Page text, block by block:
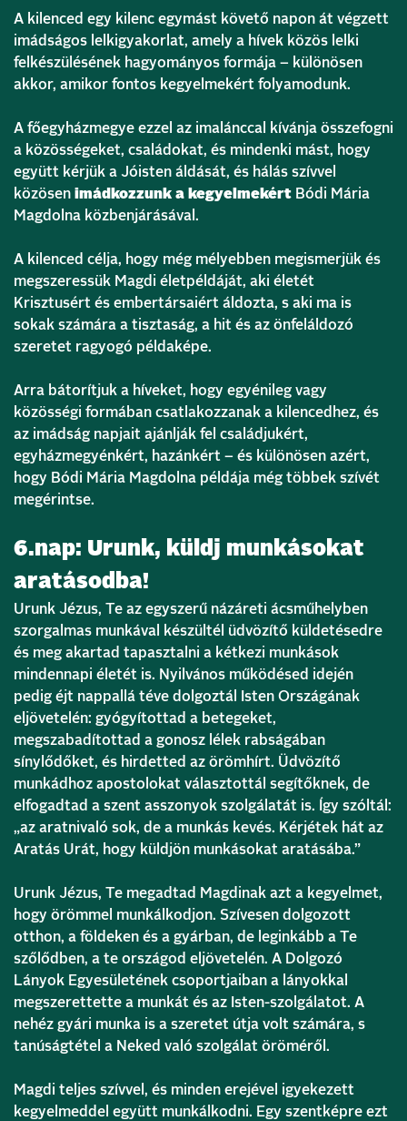
A kilenced egy kilenc egymást követő napon át végzett
imádságos lelkigyakorlat, amely a hívek közös lelki
felkészülésének hagyományos formája – különösen
akkor, amikor fontos kegyelmekért folyamodunk.
A főegyházmegye ezzel az imalánccal kívánja összefogni
a közösségeket, családokat, és mindenki mást, hogy
együtt kérjük a Jóisten áldását, és hálás szívvel
közösen imádkozzunk a kegyelmekért Bódi Mária
Magdolna közbenjárásával.
A kilenced célja, hogy még mélyebben megismerjük és
megszeressük Magdi életpéldáját, aki életét
Krisztusért és embertársaiért áldozta, s aki ma is
sokak számára a tisztaság, a hit és az önfeláldozó
szeretet ragyogó példaképe.
Arra bátorítjuk a híveket, hogy egyénileg vagy
közösségi formában csatlakozzanak a kilencedhez, és
az imádság napjait ajánlják fel családjukért,
egyházmegyénkért, hazánkért – és különösen azért,
hogy Bódi Mária Magdolna példája még többek szívét
megérintse.
6.nap: Urunk, küldj munkásokat
aratásodba!
Urunk Jézus, Te az egyszerű názáreti ácsműhelyben
szorgalmas munkával készültél üdvözítő küldetésedre
és meg akartad tapasztalni a kétkezi munkások
mindennapi életét is. Nyilvános működésed idején
pedig éjt nappallá téve dolgoztál Isten Országának
eljövetelén: gyógyítottad a betegeket,
megszabadítottad a gonosz lélek rabságában
sínylődőket, és hirdetted az örömhírt. Üdvözítő
munkádhoz apostolokat választottál segítőknek, de
elfogadtad a szent asszonyok szolgálatát is. Így szóltál:
„az aratnivaló sok, de a munkás kevés. Kérjétek hát az
Aratás Urát, hogy küldjön munkásokat aratásába.”
Urunk Jézus, Te megadtad Magdinak azt a kegyelmet,
hogy örömmel munkálkodjon. Szívesen dolgozott
otthon, a földeken és a gyárban, de leginkább a Te
szőlődben, a te országod eljövetelén. A Dolgozó
Lányok Egyesületének csoportjaiban a lányokkal
megszerettette a munkát és az Isten-szolgálatot. A
nehéz gyári munka is a szeretet útja volt számára, s
tanúságtétel a Neked való szolgálat öröméről.
Magdi teljes szívvel, és minden erejével igyekezett
kegyelmeddel együtt munkálkodni. Egy szentképre ezt